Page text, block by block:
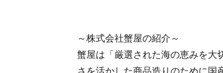
～株式会社蟹屋の紹介～
蟹屋は「厳選された海の恵みを大
さを活かした商品造りのために国